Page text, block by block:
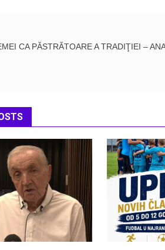
CA PĂSTRĂTOARE A TRADIŢIEI – ANA